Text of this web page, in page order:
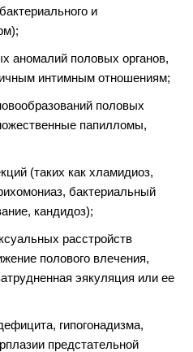
и
аномалий половых органов,
интимным отношениям;
половых
папилломы,
(таких как хламидиоз,
бактериальный
кандидоз);
расстройств
полового влечения,
эякуляция или ее
гипогонадизма,
предстательной